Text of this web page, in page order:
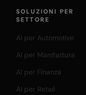
SOLUZIONI PER
SETTORE
AI per Automotive
AI per Manifattura
AI per Finanza
AI per Retail